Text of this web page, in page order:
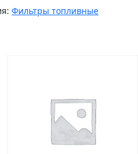
Фильтры топливные